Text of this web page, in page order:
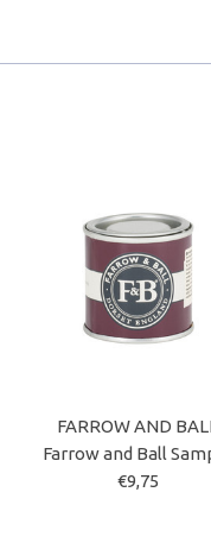
FARROW AND
Farrow and Ball
€9,75